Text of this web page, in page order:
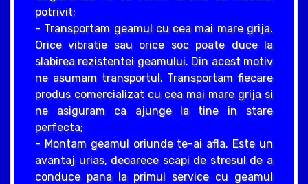
potrivit;
- Transportam geamul cu cea mai mare grija.
Orice vibratie sau orice soc poate duce la
slabirea rezistentei geamului. Din acest motiv
ne asumam transportul. Transportam fiecare
produs comercializat cu cea mai mare grija si
ne asiguram ca ajunge la tine in stare
perfecta;
- Montam geamul oriunde te-ai afla. Este un
avantaj urias, deoarece scapi de stresul de a
conduce pana la primul service cu geamul